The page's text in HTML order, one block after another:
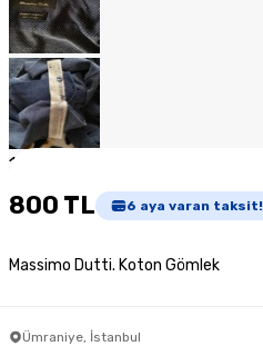
1
800 TL 6 aya varan taksit!
Massimo Dutti. Koton Gömlek
Ümraniye, İstanbul